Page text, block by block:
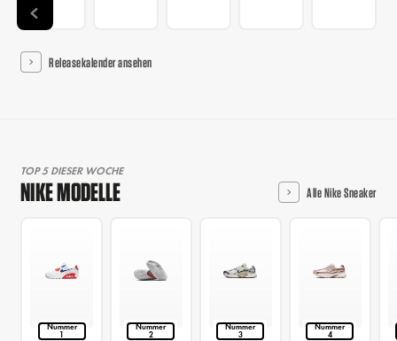
Releasekalender ansehen
TOP 5 DIESER WOCHE
NIKE MODELLE Alle Nike Sneaker
Nummer
1
Nummer
2
Nummer
3
Nummer
4